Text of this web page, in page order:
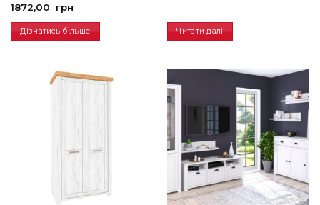
1872,00
грн
Дізнатись більше Читати далі